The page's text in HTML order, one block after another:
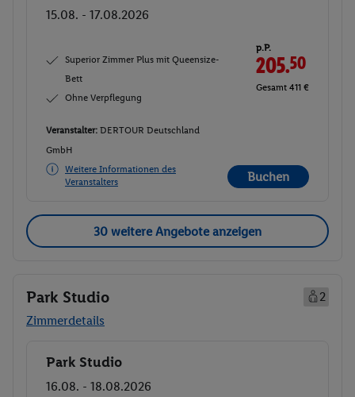
15.08. - 17.08.2026
Superior Zimmer Plus mit Queensize-
Bett
Ohne Verpflegung
p.P.
205.50
Gesamt 411 €
Veranstalter: DERTOUR Deutschland
GmbH
Weitere Informationen des
Veranstalters
Buchen
30 weitere Angebote anzeigen
Park Studio
2
Zimmerdetails
Buchen
Park Studio
16.08. - 18.08.2026